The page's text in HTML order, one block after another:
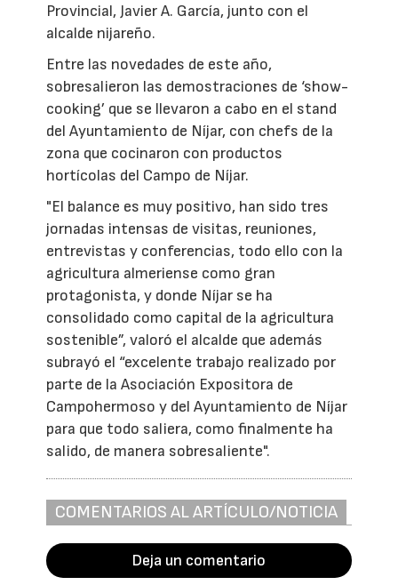
Provincial, Javier A. García, junto con el
alcalde nijareño.
Entre las novedades de este año,
sobresalieron las demostraciones de ‘show-
cooking’ que se llevaron a cabo en el stand
del Ayuntamiento de Níjar, con chefs de la
zona que cocinaron con productos
hortícolas del Campo de Níjar.
"El balance es muy positivo, han sido tres
jornadas intensas de visitas, reuniones,
entrevistas y conferencias, todo ello con la
agricultura almeriense como gran
protagonista, y donde Níjar se ha
consolidado como capital de la agricultura
sostenible”, valoró el alcalde que además
subrayó el “excelente trabajo realizado por
parte de la Asociación Expositora de
Campohermoso y del Ayuntamiento de Níjar
para que todo saliera, como finalmente ha
salido, de manera sobresaliente".
COMENTARIOS AL ARTÍCULO/NOTICIA
Deja un comentario